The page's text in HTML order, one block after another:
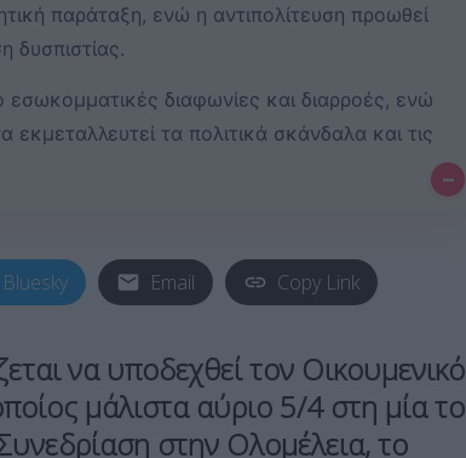
παράταξη, ενώ η αντιπολίτευση προωθεί
δυσπιστίας.
διαφωνίες και διαρροές, ενώ
εκμεταλλευτεί τα πολιτικά σκάνδαλα και τις
–
Bluesky Email Copy Link
να υποδεχθεί τον Οικουμενικό
μάλιστα αύριο 5/4 στη μία το
στην Ολομέλεια, το